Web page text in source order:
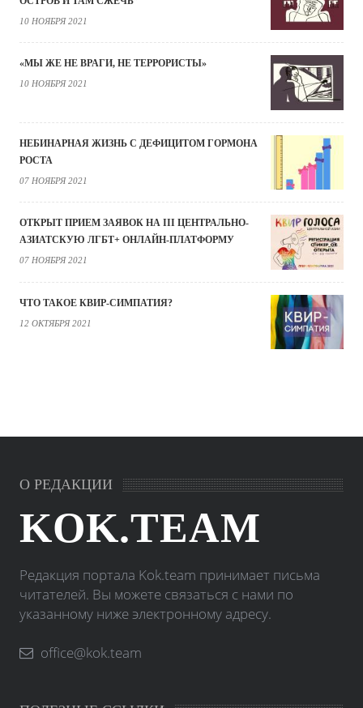
10 НОЯБРЯ 2021
«МЫ ЖЕ НЕ ВРАГИ, НЕ ТЕРРОРИСТЫ»
10 НОЯБРЯ 2021
НЕБИНАРНАЯ ЖИЗНЬ С ДЕФИЦИТОМ ГОРМОНА
РОСТА
07 НОЯБРЯ 2021
ОТКРЫТ ПРИЕМ ЗАЯВОК НА III ЦЕНТРАЛЬНО-
АЗИАТСКУЮ ЛГБТ+ ОНЛАЙН-ПЛАТФОРМУ
07 НОЯБРЯ 2021
ЧТО ТАКОЕ КВИР-СИМПАТИЯ?
12 ОКТЯБРЯ 2021
О РЕДАКЦИИ
KOK.TEAM
Редакция портала Kok.team принимает письма
читателей. Вы можете связаться с нами по
указанному ниже электронному адресу.
office@kok.team